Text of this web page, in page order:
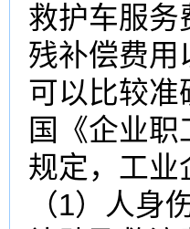
救护车服务
残补偿费用
可以比较准
国《企业
规定，工业
（1）人身